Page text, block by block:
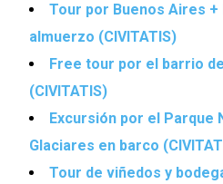
Tour por Buenos Aires
almuerzo (CIVITATIS)
Free tour por el barrio
(CIVITATIS)
Excursión por el Parque
Glaciares en barco
Tour de viñedos y